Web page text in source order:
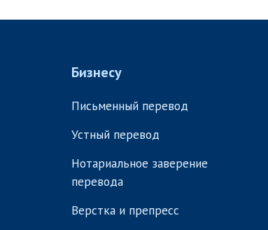
Бизнесу
Письменный перевод
Устный перевод
Нотариальное заверение
перевода
Верстка и препресс